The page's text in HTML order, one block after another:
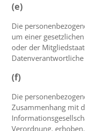
(e)
Die
um einer
oder der
(f)
Die
Zusammenhang mit
Verordnung, erhoben.